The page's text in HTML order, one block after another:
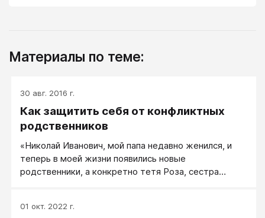
Материалы по теме:
30 авг. 2016 г.
Как защитить себя от конфликтных
родственников
«Николай Иванович, мой папа недавно женился, и
теперь в моей жизни появились новые
родственники, а конкретно тетя Роза, сестра
01 окт. 2022 г.